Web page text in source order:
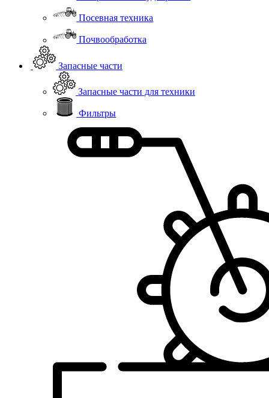
Посевная техника
Почвообработка
Запасные части
Запасные части для техники
Фильтры